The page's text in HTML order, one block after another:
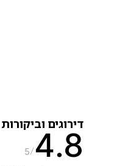
דירוגים וביקורות
4.8
5